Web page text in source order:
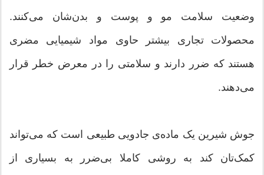
وضعیت سلامت مو و پوست و بدن‌شان می‌کنند.
محصولات تجاری بیشتر حاوی مواد شیمیایی مضری
هستند که ضرر دارند و سلامتی را در معرض خطر قرار
می‌دهند.
جوش شیرین یک ماده‌ی جادویی طبیعی است که می‌تواند
کمک‌تان کند به روشی کاملا بی‌ضرر به بسیاری از